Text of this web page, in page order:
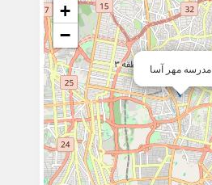
مدرسه مهر آسا
+
−